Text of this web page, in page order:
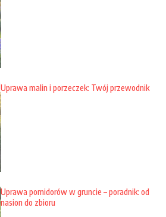
Uprawa malin i porzeczek: Twój przewodnik
Uprawa pomidorów w gruncie – poradnik: od
nasion do zbioru